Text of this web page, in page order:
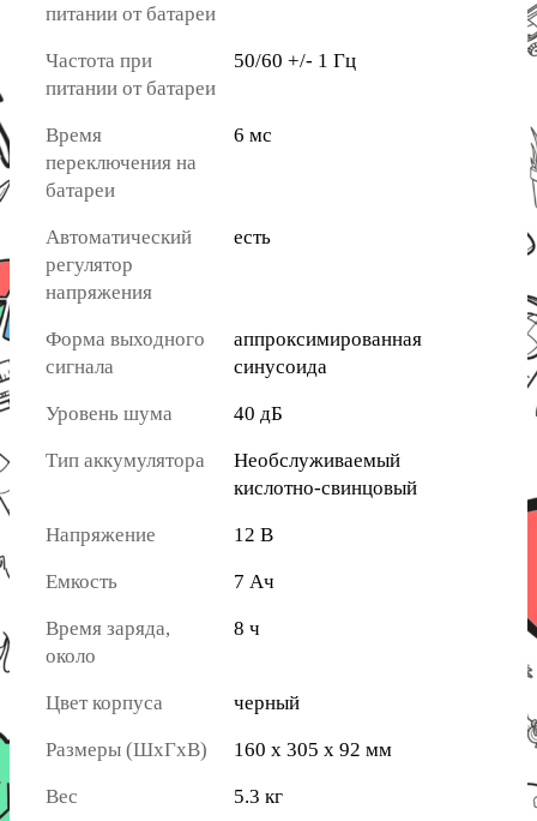
питании от батареи
Частота при
питании от батареи
50/60 +/- 1 Гц
Время
переключения на
батареи
6 мс
Автоматический
регулятор
напряжения
есть
Форма выходного
сигнала
аппроксимированная
синусоида
Уровень шума 40 дБ
Тип аккумулятора
Необслуживаемый
кислотно-свинцовый
Напряжение 12 В
Емкость 7 Ач
Время заряда,
около
8 ч
Цвет корпуса черный
Размеры (ШхГхВ) 160 х 305 х 92 мм
Вес 5.3 кг